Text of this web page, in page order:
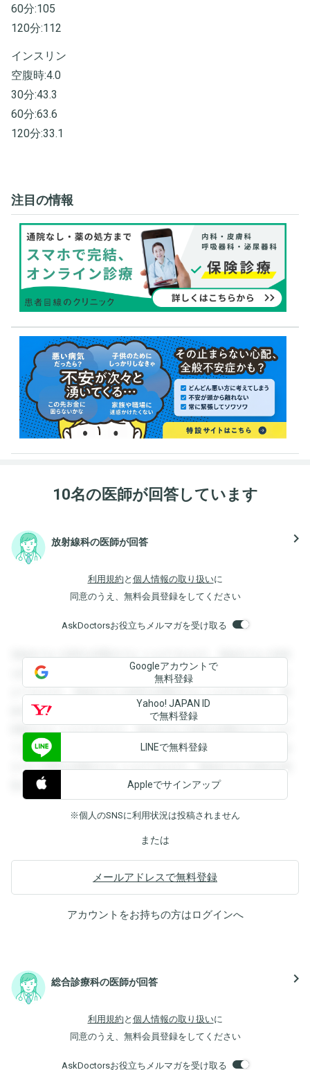
60分:105
120分:112
インスリン
空腹時:4.0
30分:43.3
60分:63.6
120分:33.1
注目の情報
10名の医師が回答しています
放射線科の医師が回答 navigate_next
利用規約 と 個人情報の取り扱いに
同意のうえ、無料会員登録をしてください
AskDoctorsお役立ちメルマガを受け取る
登録すると回答を閲覧することができます。登録すると回答
を閲覧することができます。登録すると回答を閲覧すること
ができます。登録すると回答を閲覧することができます。登
録すると回答を閲覧することができます。登録すると回答を
閲覧することができます。登録すると回答を閲覧することが
できます。登録すると回答を閲覧することができます。登録
すると回答を閲覧することができます。登録すると回答を閲
覧することができます。
Googleアカウントで
無料登録
Yahoo! JAPAN ID
で無料登録
LINEで無料登録
Appleでサインアップ
※個人のSNSに利用状況は投稿されません
または
メールアドレスで無料登録
アカウントをお持ちの方はログインへ
総合診療科の医師が回答 navigate_next
利用規約 と 個人情報の取り扱いに
同意のうえ、無料会員登録をしてください
AskDoctorsお役立ちメルマガを受け取る